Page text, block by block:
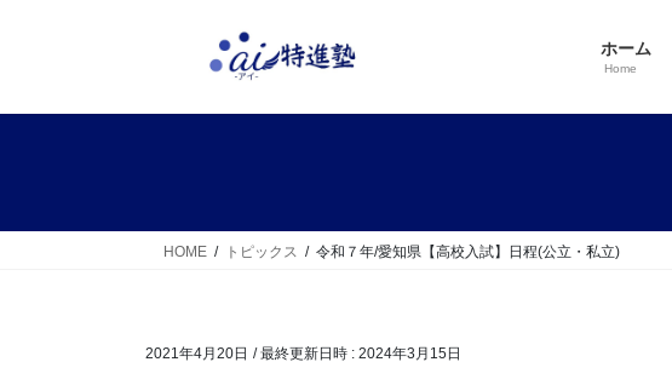
ホーム
Home
HOME トピックス 令和７年/愛知県【高校入試】日程(公立・私立)
2021年4月20日 / 最終更新日時 : 2024年3月15日